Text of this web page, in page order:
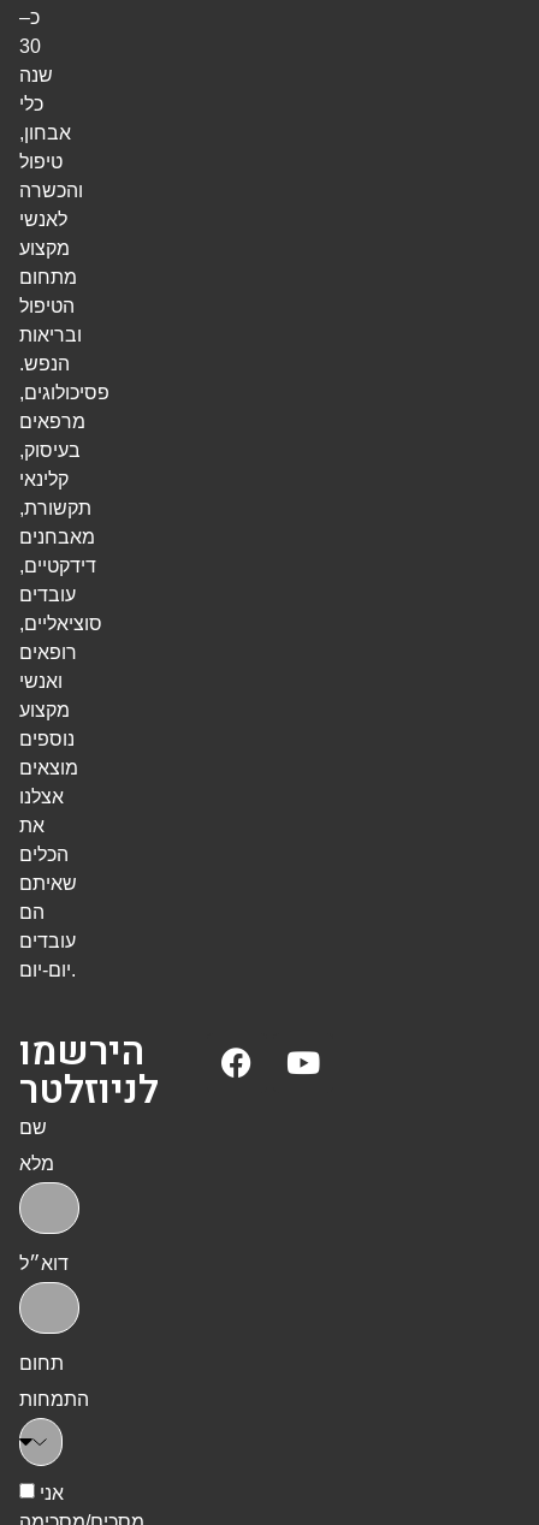
כ–
30
שנה
כלי
אבחון,
טיפול
והכשרה
לאנשי
מקצוע
מתחום
הטיפול
ובריאות
הנפש.
פסיכולוגים,
מרפאים
בעיסוק,
קלינאי
תקשורת,
מאבחנים
דידקטיים,
עובדים
סוציאליים,
רופאים
ואנשי
מקצוע
נוספים
מוצאים
אצלנו
את
הכלים
שאיתם
הם
עובדים
יום-יום.
הירשמו
לניוזלטר
שם
מלא
דוא״ל
תחום
התמחות
אני